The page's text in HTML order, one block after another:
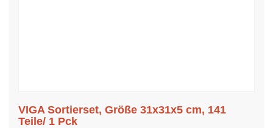
VIGA Sortierset, Größe 31x31x5 cm, 141
Teile/ 1 Pck